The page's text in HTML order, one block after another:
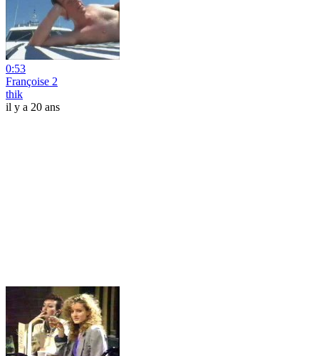
0:53
Françoise 2
thik
il y a 20 ans